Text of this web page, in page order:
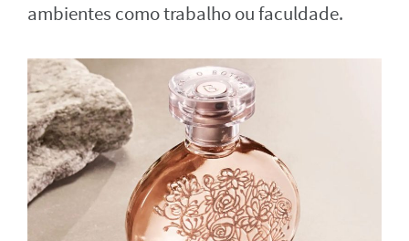
ambientes como trabalho ou faculdade.